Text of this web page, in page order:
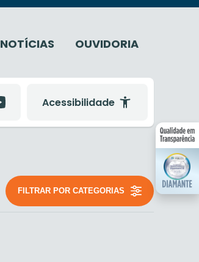
NOTÍCIAS OUVIDORIA
Acessibilidade
FILTRAR POR CATEGORIAS